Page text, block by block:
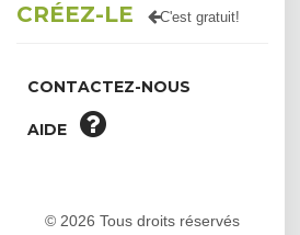
CRÉEZ-LE C'est gratuit!
CONTACTEZ-NOUS
AIDE
© 2026 Tous droits réservés